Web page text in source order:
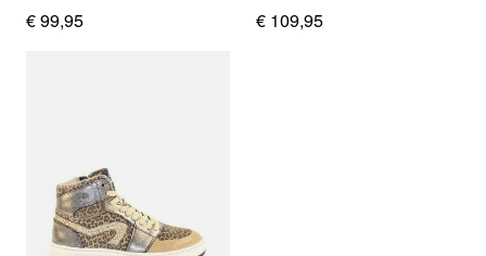
€ 99,95
€ 109,95